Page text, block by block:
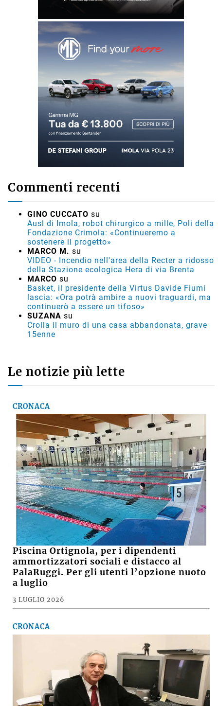
Commenti recenti
GINO CUCCATO su
Ausl di Imola, robot chirurgico a mille, Poli della
Fondazione Crimola: «Continueremo a
sostenere il progetto»
MARCO M. su
VIDEO - Incendio nell'area della Recter a ridosso
della Stazione ecologica Hera di via Brenta
MARCO su
Basket, il presidente della Virtus Davide Fiumi
lascia: «Ora potrà ambire a nuovi traguardi, ma
continuerò a essere un tifoso»
SUZANA su
Crolla il muro di una casa abbandonata, grave
15enne
Le notizie più lette
CRONACA
Piscina Ortignola, per i dipendenti
ammortizzatori sociali e distacco al
PalaRuggi. Per gli utenti l’opzione nuoto
a luglio
3 LUGLIO 2026
CRONACA